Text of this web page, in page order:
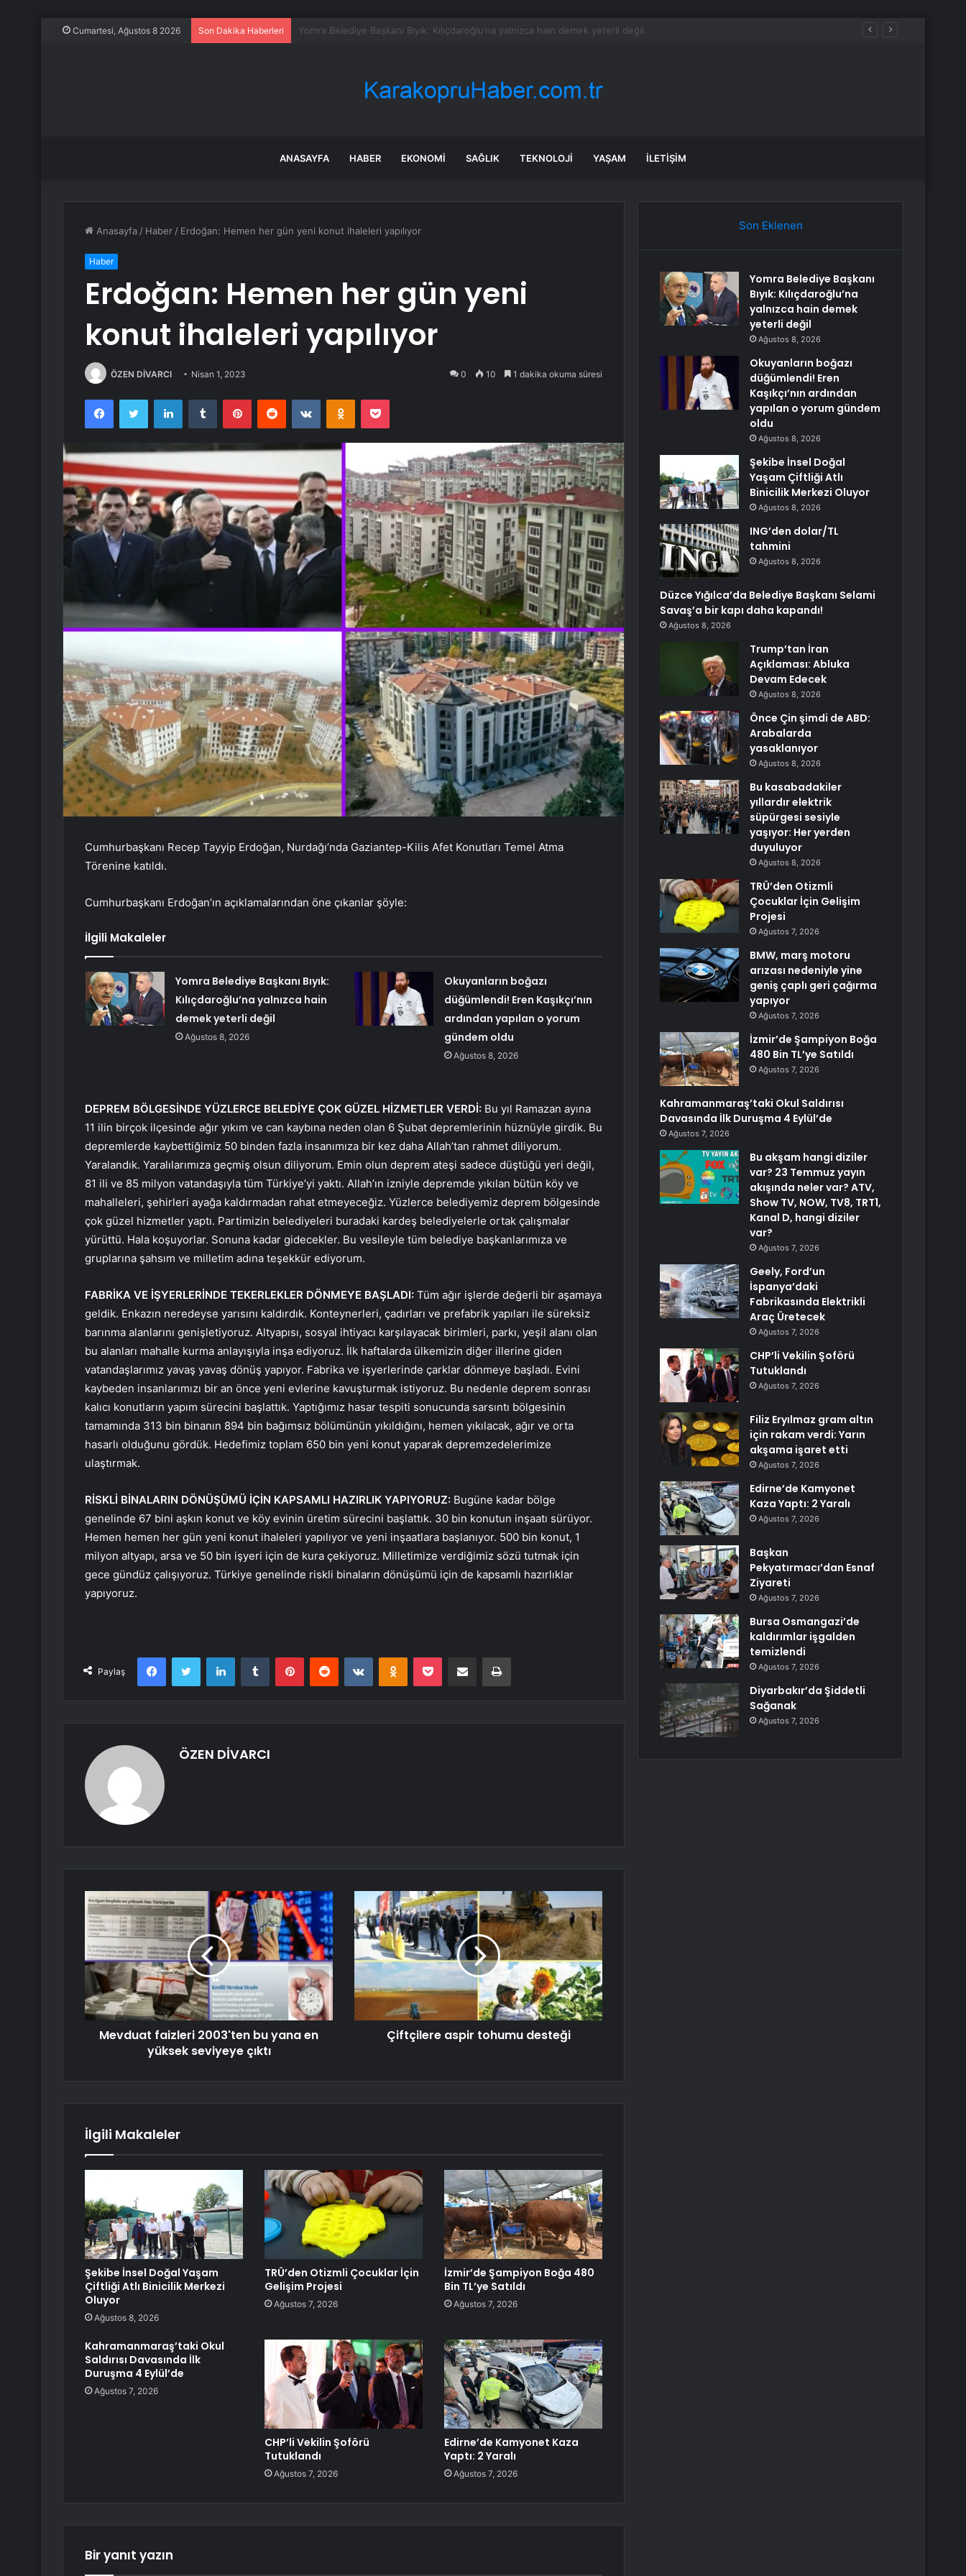
Cumartesi, Ağustos 8 2026 Son Dakika Haberleri Okuyanların boğazı düğümlendi! Eren Kaşıkçı’nın ardından yapılan o yorum gündem oldu
ANASAYFA HABER EKONOMI SAĞLIK TEKNOLOJI YAŞAM İLETIŞIM
Anasayfa / Haber / Erdoğan: Hemen her gün yeni konut ihaleleri yapılıyor
Haber
Erdoğan: Hemen her gün yeni
konut ihaleleri yapılıyor
ÖZEN DİVARCI Nisan 1, 2023 0 10 1 dakika okuma süresi
FacebookTwitter LinkedInTumblr PinterestReddit VKontakteOdnoklassniki
Pocket
Cumhurbaşkanı Recep Tayyip Erdoğan, Nurdağı’nda Gaziantep-Kilis Afet Konutları Temel Atma
Törenine katıldı.
Cumhurbaşkanı Erdoğan’ın açıklamalarından öne çıkanlar şöyle:
İlgili Makaleler
Yomra Belediye Başkanı Bıyık:
Kılıçdaroğlu’na yalnızca hain
demek yeterli değil
Ağustos 8, 2026
Okuyanların boğazı
düğümlendi! Eren Kaşıkçı’nın
ardından yapılan o yorum
gündem oldu
Ağustos 8, 2026
DEPREM BÖLGESİNDE YÜZLERCE BELEDİYE ÇOK GÜZEL HİZMETLER VERDİ: Bu yıl Ramazan ayına
11 ilin birçok ilçesinde ağır yıkım ve can kaybına neden olan 6 Şubat depremlerinin hüznüyle girdik. Bu
depremlerde kaybettiğimiz 50 binden fazla insanımıza bir kez daha Allah’tan rahmet diliyorum.
Yaralandık. Yaralılarımıza geçmiş olsun diliyorum. Emin olun deprem ateşi sadece düştüğü yeri değil,
81 ili ve 85 milyon vatandaşıyla tüm Türkiye’yi yaktı. Allah’ın izniyle depremde yıkılan bütün köy ve
mahalleleri, şehirleri ayağa kaldırmadan rahat etmeyeceğiz. Yüzlerce belediyemiz deprem bölgesinde
çok güzel hizmetler yaptı. Partimizin belediyeleri buradaki kardeş belediyelerle ortak çalışmalar
yürüttü. Hala koşuyorlar. Sonuna kadar gidecekler. Bu vesileyle tüm belediye başkanlarımıza ve
gruplarına şahsım ve milletim adına teşekkür ediyorum.
FABRİKA VE İŞYERLERİNDE TEKERLEKLER DÖNMEYE BAŞLADI: Tüm ağır işlerde değerli bir aşamaya
geldik. Enkazın neredeyse yarısını kaldırdık. Konteynerleri, çadırları ve prefabrik yapıları ile süreksiz
barınma alanlarını genişletiyoruz. Altyapısı, sosyal ihtiyacı karşılayacak birimleri, parkı, yeşil alanı olan
bu alanları mahalle kurma anlayışıyla inşa ediyoruz. İlk haftalarda ülkemizin diğer illerine giden
vatandaşlarımız yavaş yavaş dönüş yapıyor. Fabrika ve işyerlerinde çarklar dönmeye başladı. Evini
kaybeden insanlarımızı bir an önce yeni evlerine kavuşturmak istiyoruz. Bu nedenle deprem sonrası
kalıcı konutların yapım sürecini başlattık. Yaptığımız hasar tespiti sonucunda sarsıntı bölgesinin
tamamında 313 bin binanın 894 bin bağımsız bölümünün yıkıldığını, hemen yıkılacak, ağır ve orta
hasarlı olduğunu gördük. Hedefimiz toplam 650 bin yeni konut yaparak depremzedelerimize
ulaştırmak.
RİSKLİ BİNALARIN DÖNÜŞÜMÜ İÇİN KAPSAMLI HAZIRLIK YAPIYORUZ: Bugüne kadar bölge
genelinde 67 bini aşkın konut ve köy evinin üretim sürecini başlattık. 30 bin konutun inşaatı sürüyor.
Hemen hemen her gün yeni konut ihaleleri yapılıyor ve yeni inşaatlara başlanıyor. 500 bin konut, 1
milyon altyapı, arsa ve 50 bin işyeri için de kura çekiyoruz. Milletimize verdiğimiz sözü tutmak için
gece gündüz çalışıyoruz. Türkiye genelinde riskli binaların dönüşümü için de kapsamlı hazırlıklar
yapıyoruz.
Paylaş
FacebookTwitter LinkedInTumblr PinterestReddit VKontakteOdnoklassniki
Pocket E-Posta ile paylaş Yazdır
ÖZEN DİVARCI
Mevduat faizleri 2003'ten bu yana en
yüksek seviyeye çıktı
Çiftçilere aspir tohumu desteği
İlgili Makaleler
Şekibe İnsel Doğal Yaşam
Çiftliği Atlı Binicilik Merkezi
Oluyor
Ağustos 8, 2026
TRÜ’den Otizmli Çocuklar İçin
Gelişim Projesi
Ağustos 7, 2026
İzmir’de Şampiyon Boğa 480
Bin TL’ye Satıldı
Ağustos 7, 2026
Kahramanmaraş’taki Okul
Saldırısı Davasında İlk
Duruşma 4 Eylül’de
Ağustos 7, 2026
CHP’li Vekilin Şoförü
Tutuklandı
Ağustos 7, 2026
Edirne’de Kamyonet Kaza
Yaptı: 2 Yaralı
Ağustos 7, 2026
Bir yanıt yazın
Son Eklenen
Yomra Belediye Başkanı
Bıyık: Kılıçdaroğlu’na
yalnızca hain demek
yeterli değil
Ağustos 8, 2026
Okuyanların boğazı
düğümlendi! Eren
Kaşıkçı’nın ardından
yapılan o yorum gündem
oldu
Ağustos 8, 2026
Şekibe İnsel Doğal
Yaşam Çiftliği Atlı
Binicilik Merkezi Oluyor
Ağustos 8, 2026
ING’den dolar/TL
tahmini
Ağustos 8, 2026
Düzce Yığılca’da Belediye Başkanı Selami
Savaş’a bir kapı daha kapandı!
Ağustos 8, 2026
Trump’tan İran
Açıklaması: Abluka
Devam Edecek
Ağustos 8, 2026
Önce Çin şimdi de ABD:
Arabalarda
yasaklanıyor
Ağustos 8, 2026
Bu kasabadakiler
yıllardır elektrik
süpürgesi sesiyle
yaşıyor: Her yerden
duyuluyor
Ağustos 8, 2026
TRÜ’den Otizmli
Çocuklar İçin Gelişim
Projesi
Ağustos 7, 2026
BMW, marş motoru
arızası nedeniyle yine
geniş çaplı geri çağırma
yapıyor
Ağustos 7, 2026
İzmir’de Şampiyon Boğa
480 Bin TL’ye Satıldı
Ağustos 7, 2026
Kahramanmaraş’taki Okul Saldırısı
Davasında İlk Duruşma 4 Eylül’de
Ağustos 7, 2026
Bu akşam hangi diziler
var? 23 Temmuz yayın
akışında neler var? ATV,
Show TV, NOW, TV8, TRT1,
Kanal D, hangi diziler
var?
Ağustos 7, 2026
Geely, Ford’un
İspanya’daki
Fabrikasında Elektrikli
Araç Üretecek
Ağustos 7, 2026
CHP’li Vekilin Şoförü
Tutuklandı
Ağustos 7, 2026
Filiz Eryılmaz gram altın
için rakam verdi: Yarın
akşama işaret etti
Ağustos 7, 2026
Edirne’de Kamyonet
Kaza Yaptı: 2 Yaralı
Ağustos 7, 2026
Başkan
Pekyatırmacı’dan Esnaf
Ziyareti
Ağustos 7, 2026
Bursa Osmangazi’de
kaldırımlar işgalden
temizlendi
Ağustos 7, 2026
Diyarbakır’da Şiddetli
Sağanak
Ağustos 7, 2026